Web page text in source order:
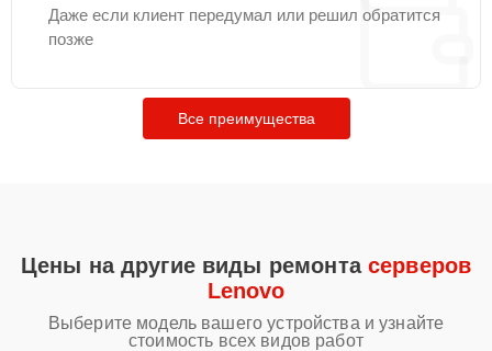
Даже если клиент передумал или решил обратится
позже
Все преимущества
Цены на другие виды ремонта серверов
Lenovo
Выберите модель вашего устройства и узнайте
стоимость всех видов работ